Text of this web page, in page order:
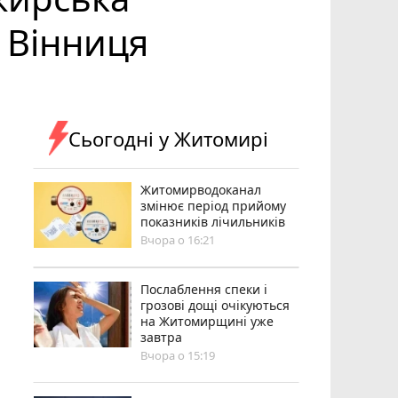
Сьогодні у Житомирі
Житомирводоканал
змінює період прийому
показників лічильників
Вчора о 16:21
Послаблення спеки і
грозові дощі очікуються
на Житомирщині уже
завтра
Вчора о 15:19